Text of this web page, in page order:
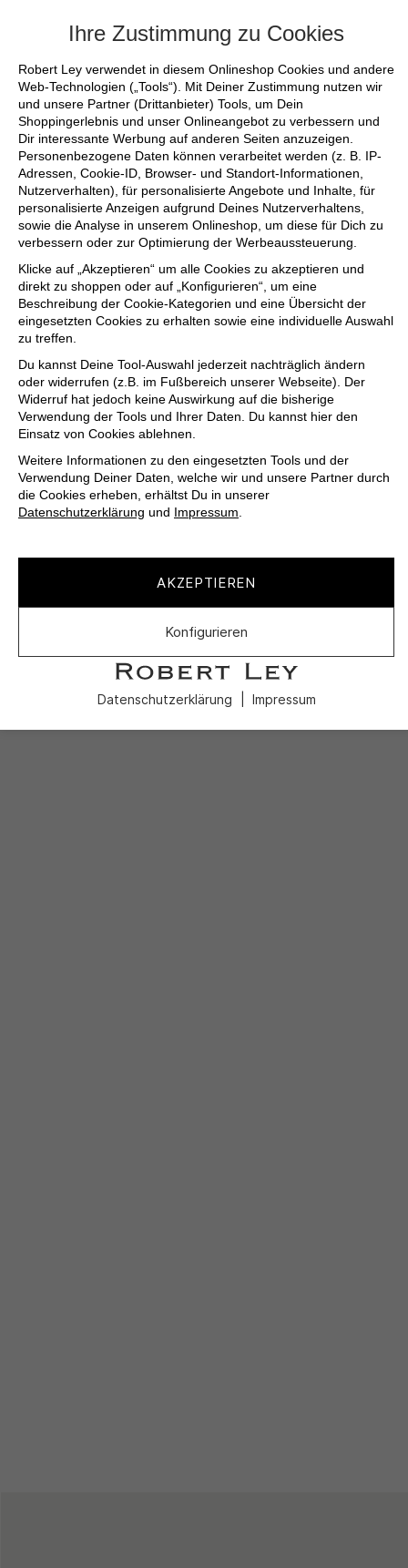
Ihre Zustimmung zu Cookies
Robert Ley verwendet in diesem Onlineshop Cookies und andere
Web-Technologien („Tools“). Mit Deiner Zustimmung nutzen wir
und unsere Partner (Drittanbieter) Tools, um Dein
Shoppingerlebnis und unser Onlineangebot zu verbessern und
Dir interessante Werbung auf anderen Seiten anzuzeigen.
Personenbezogene Daten können verarbeitet werden (z. B. IP-
Adressen, Cookie-ID, Browser- und Standort-Informationen,
Nutzerverhalten), für personalisierte Angebote und Inhalte, für
personalisierte Anzeigen aufgrund Deines Nutzerverhaltens,
sowie die Analyse in unserem Onlineshop, um diese für Dich zu
verbessern oder zur Optimierung der Werbeaussteuerung.
Klicke auf „Akzeptieren“ um alle Cookies zu akzeptieren und
direkt zu shoppen oder auf „Konfigurieren“, um eine
Beschreibung der Cookie-Kategorien und eine Übersicht der
eingesetzten Cookies zu erhalten sowie eine individuelle Auswahl
zu treffen.
Du kannst Deine Tool-Auswahl jederzeit nachträglich ändern
oder widerrufen (z.B. im Fußbereich unserer Webseite). Der
Widerruf hat jedoch keine Auswirkung auf die bisherige
Verwendung der Tools und Ihrer Daten. Du kannst hier den
Einsatz von Cookies ablehnen.
Weitere Informationen zu den eingesetzten Tools und der
Verwendung Deiner Daten, welche wir und unsere Partner durch
die Cookies erheben, erhältst Du in unserer
Datenschutzerklärung und Impressum.
AKZEPTIEREN
Konfigurieren
Datenschutzerklärung Impressum